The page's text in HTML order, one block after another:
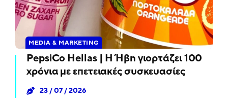
MEDIA & MARKETING
PepsiCo Hellas | Η Ήβη γιορτάζει 100
χρόνια με επετειακές συσκευασίες
23 / 07 / 2026